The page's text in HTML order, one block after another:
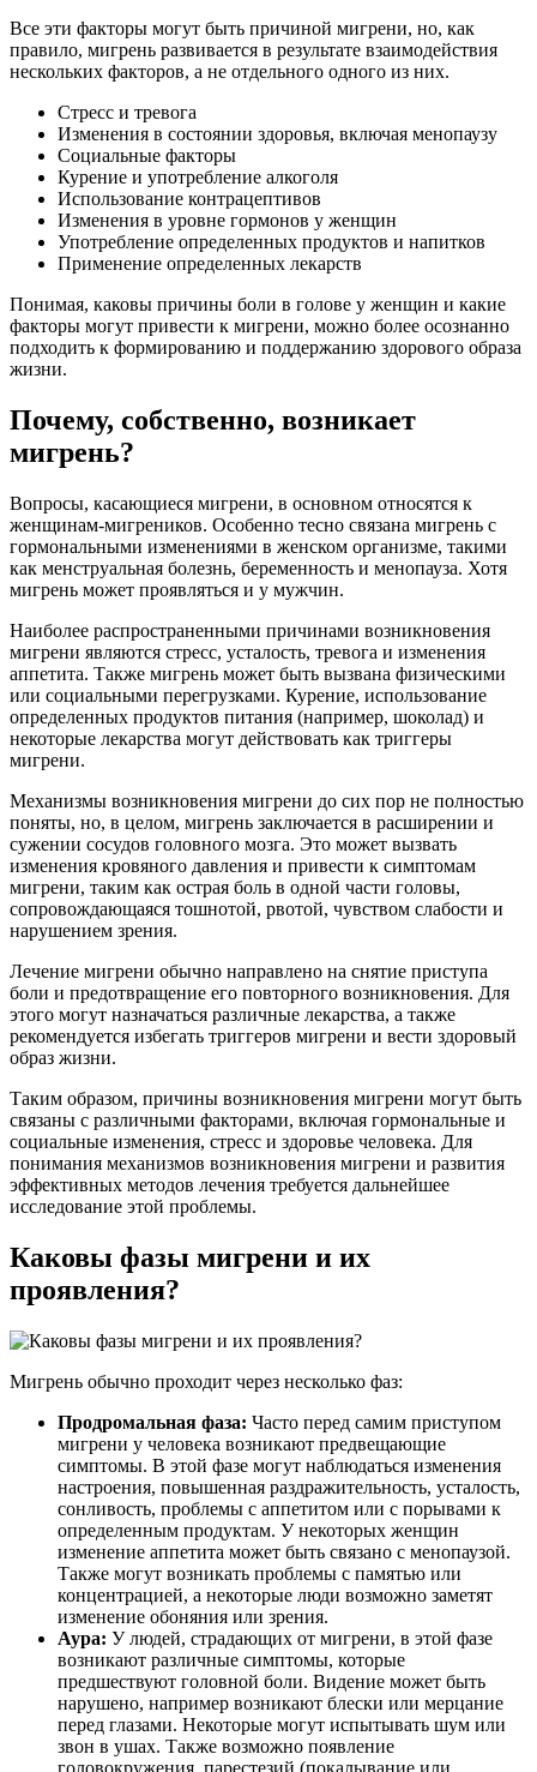
Все эти факторы могут быть причиной мигрени, но, как
правило, мигрень развивается в результате взаимодействия
нескольких факторов, а не отдельного одного из них.
Стресс и тревога
Изменения в состоянии здоровья, включая менопаузу
Социальные факторы
Курение и употребление алкоголя
Использование контрацептивов
Изменения в уровне гормонов у женщин
Употребление определенных продуктов и напитков
Применение определенных лекарств
Понимая, каковы причины боли в голове у женщин и какие
факторы могут привести к мигрени, можно более осознанно
подходить к формированию и поддержанию здорового образа
жизни.
Почему, собственно, возникает
мигрень?
Вопросы, касающиеся мигрени, в основном относятся к
женщинам-мигреников. Особенно тесно связана мигрень с
гормональными изменениями в женском организме, такими
как менструальная болезнь, беременность и менопауза. Хотя
мигрень может проявляться и у мужчин.
Наиболее распространенными причинами возникновения
мигрени являются стресс, усталость, тревога и изменения
аппетита. Также мигрень может быть вызвана физическими
или социальными перегрузками. Курение, использование
определенных продуктов питания (например, шоколад) и
некоторые лекарства могут действовать как триггеры
мигрени.
Механизмы возникновения мигрени до сих пор не полностью
поняты, но, в целом, мигрень заключается в расширении и
сужении сосудов головного мозга. Это может вызвать
изменения кровяного давления и привести к симптомам
мигрени, таким как острая боль в одной части головы,
сопровождающаяся тошнотой, рвотой, чувством слабости и
нарушением зрения.
Лечение мигрени обычно направлено на снятие приступа
боли и предотвращение его повторного возникновения. Для
этого могут назначаться различные лекарства, а также
рекомендуется избегать триггеров мигрени и вести здоровый
образ жизни.
Таким образом, причины возникновения мигрени могут быть
связаны с различными факторами, включая гормональные и
социальные изменения, стресс и здоровье человека. Для
понимания механизмов возникновения мигрени и развития
эффективных методов лечения требуется дальнейшее
исследование этой проблемы.
Каковы фазы мигрени и их
проявления?
Мигрень обычно проходит через несколько фаз:
Продромальная фаза: Часто перед самим приступом
мигрени у человека возникают предвещающие
симптомы. В этой фазе могут наблюдаться изменения
настроения, повышенная раздражительность, усталость,
сонливость, проблемы с аппетитом или с порывами к
определенным продуктам. У некоторых женщин
изменение аппетита может быть связано с менопаузой.
Также могут возникать проблемы с памятью или
концентрацией, а некоторые люди возможно заметят
изменение обоняния или зрения.
Аура: У людей, страдающих от мигрени, в этой фазе
возникают различные симптомы, которые
предшествуют головной боли. Видение может быть
нарушено, например возникают блески или мерцание
перед глазами. Некоторые могут испытывать шум или
звон в ушах. Также возможно появление
головокружения, парестезий (покалывание или